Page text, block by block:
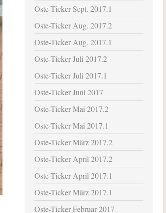
Oste-Ticker Sept. 2017.1
Oste-Ticker Aug. 2017.2
Oste-Ticker Aug. 2017.1
Oste-Ticker Juli 2017.2
Oste-Ticker Juli 2017.1
Oste-Ticker Juni 2017
Oste-Ticker Mai 2017.2
Oste-Ticker Mai 2017.1
Oste-Ticker März 2017.2
Oste-Ticker April 2017.2
Oste-Ticker April 2017.1
Oste-Ticker März 2017.1
Oste-Ticker Februar 2017